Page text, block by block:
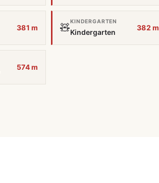
381 m 🧸
KINDERGARTEN
Kindergarten
382 m
574 m